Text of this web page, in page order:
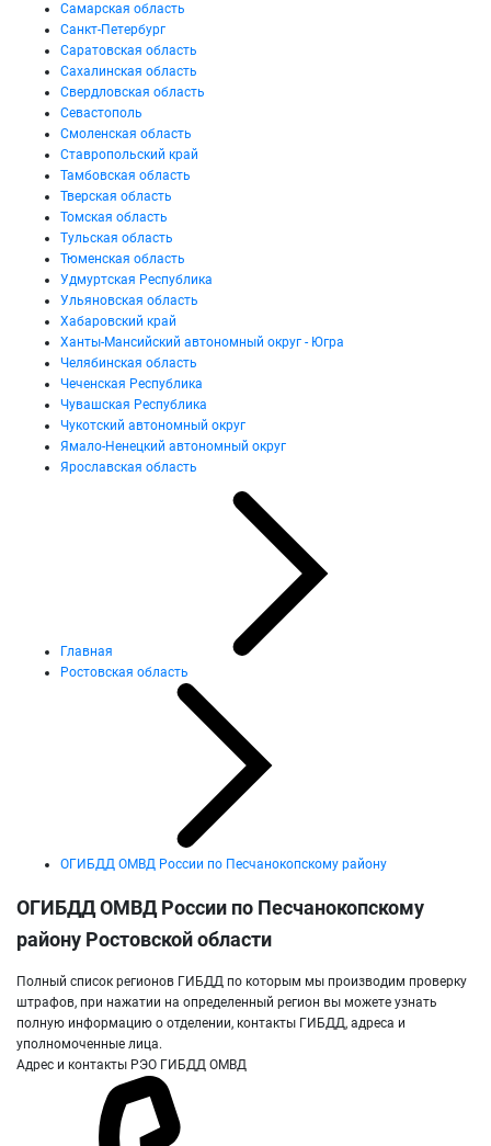
Самарская область
Санкт-Петербург
Саратовская область
Сахалинская область
Свердловская область
Севастополь
Смоленская область
Ставропольский край
Тамбовская область
Тверская область
Томская область
Тульская область
Тюменская область
Удмуртская Республика
Ульяновская область
Хабаровский край
Ханты-Мансийский автономный округ - Югра
Челябинская область
Чеченская Республика
Чувашская Республика
Чукотский автономный округ
Ямало-Ненецкий автономный округ
Ярославская область
Главная
Ростовская область
ОГИБДД ОМВД России по Песчанокопскому району
ОГИБДД ОМВД России по Песчанокопскому
району Ростовской области
Полный список регионов ГИБДД по которым мы производим проверку
штрафов, при нажатии на определенный регион вы можете узнать
полную информацию о отделении, контакты ГИБДД, адреса и
уполномоченные лица.
Адрес и контакты РЭО ГИБДД ОМВД